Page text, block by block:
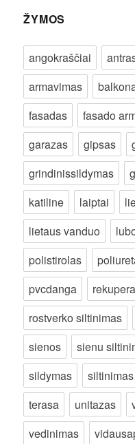
ŽYMOS
angokraščiai
armavimas
fasadas
fasado
garazas
gipsas
grindinissildymas
katiline
laiptai
lietaus vanduo
polistirolas
pvcdanga
rostverko siltinimas
sienos
sienu
sildymas
siltinimas
terasa
unitazas
vedinimas